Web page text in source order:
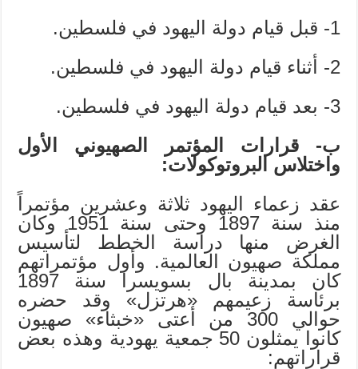
1- قبل قيام دولة اليهود في فلسطين.
2- أثناء قيام دولة اليهود في فلسطين.
3- بعد قيام دولة اليهود في فلسطين.
ب- قرارات المؤتمر الصهيوني الأول
واختلاس البروتوكولات:
عقد زعماء اليهود ثلاثة وعشرين مؤتمراً
منذ سنة 1897 وحتى سنة 1951 وكان
الغرض منها دراسة الخطط لتأسيس
مملكة صهيون العالمية. وأول مؤتمراتهم
كان بمدينة بال بسويسرا سنة 1897
برئاسة زعيمهم «هرتزل» وقد حضره
حوالي 300 من أعتى «خبثاء» صهيون
كانوا يمثلون 50 جمعية يهودية وهذه بعض
قراراتهم: